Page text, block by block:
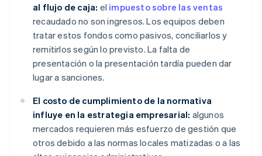
al flujo de caja: el impuesto sobre las ventas
recaudado no son ingresos. Los equipos deben
tratar estos fondos como pasivos, conciliarlos y
remitirlos según lo previsto. La falta de
presentación o la presentación tardía pueden dar
lugar a sanciones.
El costo de cumplimiento de la normativa
influye en la estrategia empresarial: algunos
mercados requieren más esfuerzo de gestión que
otros debido a las normas locales matizadas o a las